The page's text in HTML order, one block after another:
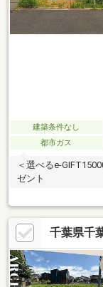
建築条件なし
都市ガス
＜選べるe-
ゼント
千葉県千